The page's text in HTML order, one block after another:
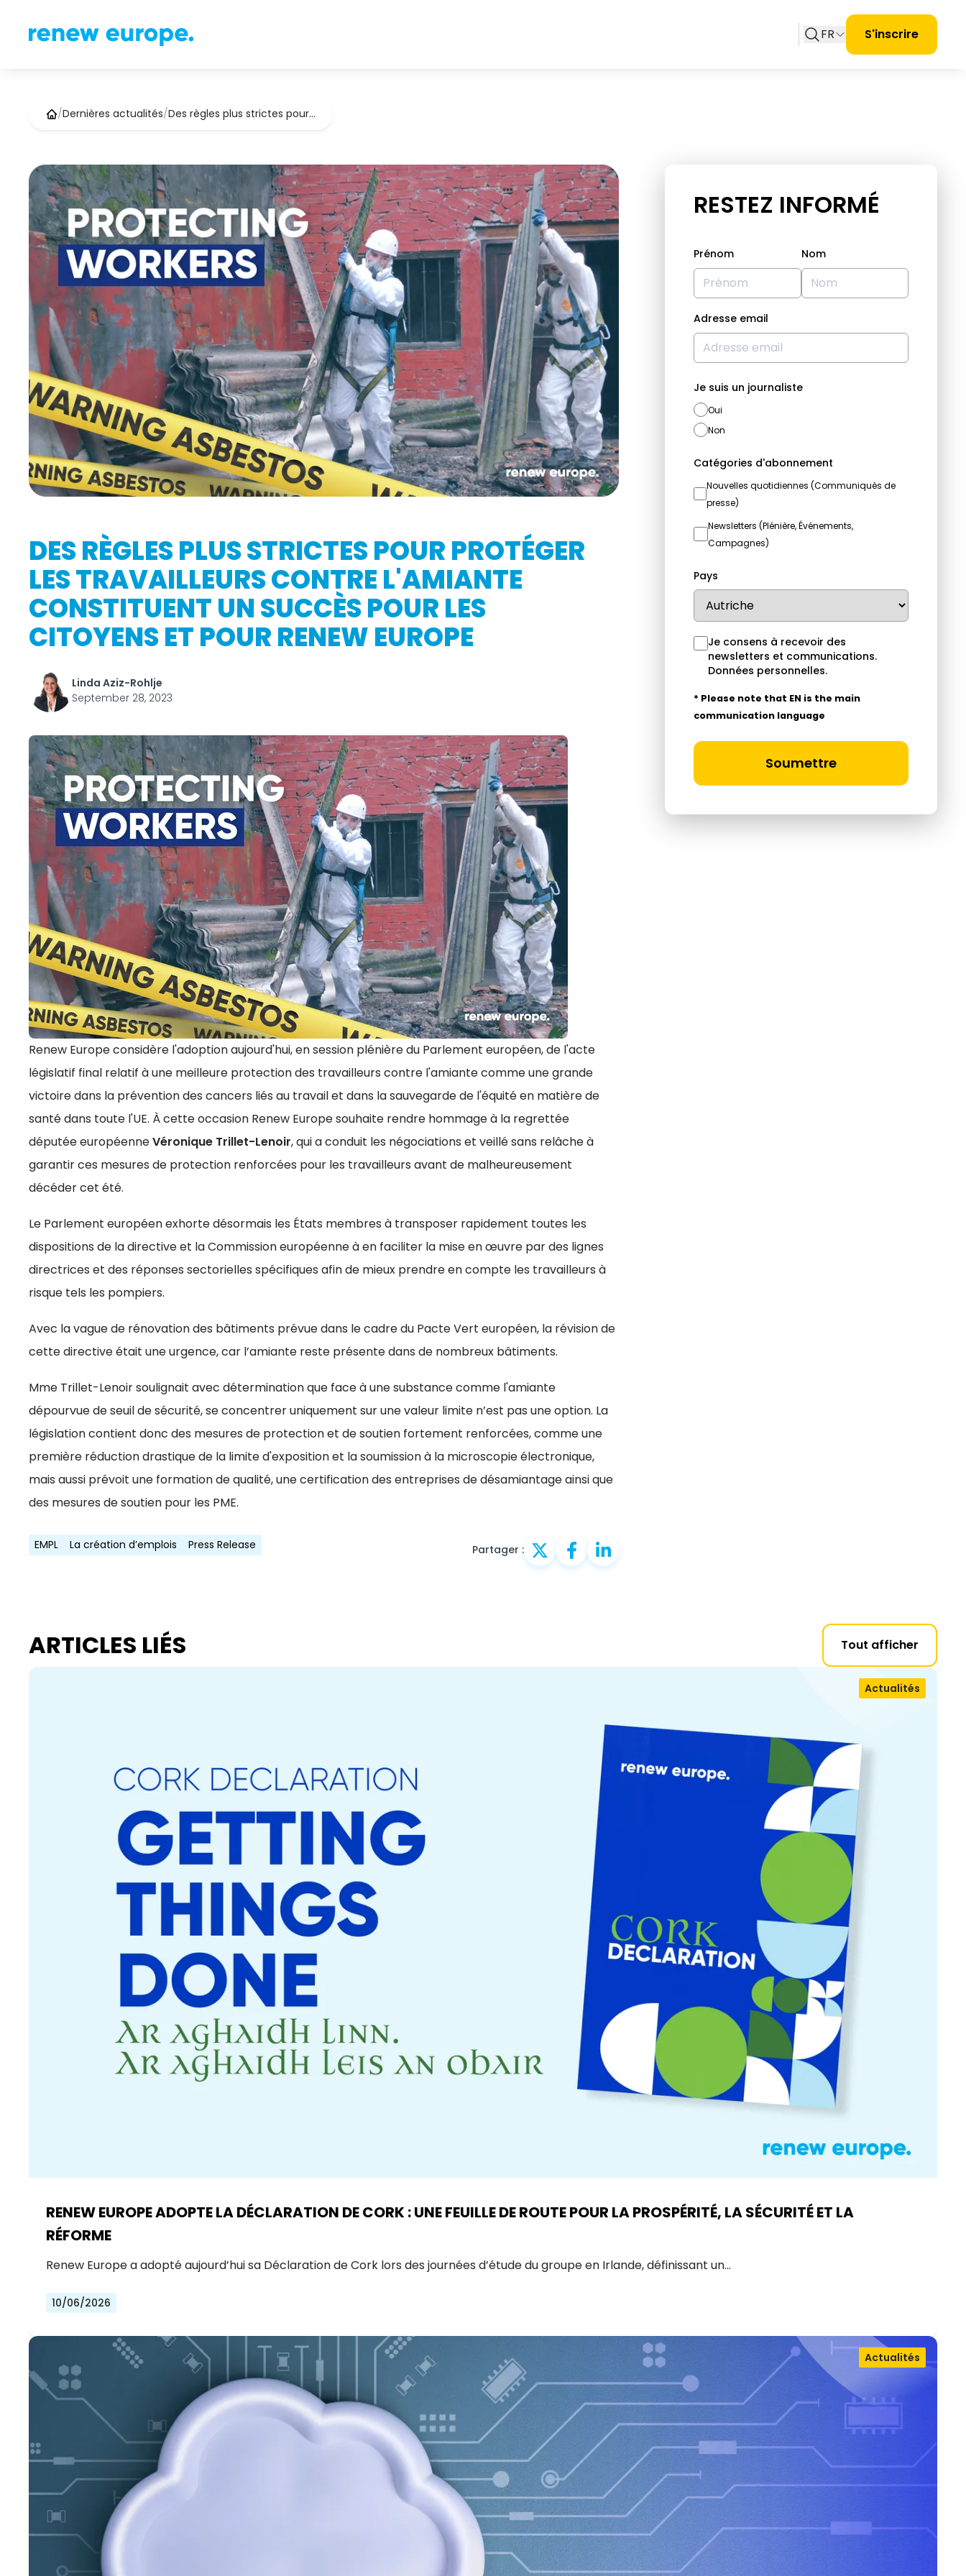
FR S'inscrire
/Dernières actualités/Des règles plus strictes pour…
DES RÈGLES PLUS STRICTES POUR PROTÉGER
LES TRAVAILLEURS CONTRE L'AMIANTE
CONSTITUENT UN SUCCÈS POUR LES
CITOYENS ET POUR RENEW EUROPE
Linda Aziz-Rohlje
September 28, 2023
Renew Europe considère l'adoption aujourd'hui, en session plénière du Parlement européen, de l'acte
législatif final relatif à une meilleure protection des travailleurs contre l'amiante comme une grande
victoire dans la prévention des cancers liés au travail et dans la sauvegarde de l'équité en matière de
santé dans toute l'UE. À cette occasion Renew Europe souhaite rendre hommage à la regrettée
députée européenneVéronique Trillet-Lenoir, qui a conduit les négociations et veillé sans relâche à
garantir ces mesures de protection renforcées pour les travailleurs avant de malheureusement
décéder cet été.
Le Parlement européen exhorte désormais les États membres à transposer rapidement toutes les
dispositions de la directive et la Commission européenne à en faciliter la mise en œuvre par des lignes
directrices et des réponses sectorielles spécifiques afin de mieux prendre en compte les travailleurs à
risque tels les pompiers.
Avec la vague de rénovation des bâtiments prévue dans le cadre du Pacte Vert européen, la révision de
cette directive était une urgence, car l’amiante reste présente dans de nombreux bâtiments.
Mme Trillet-Lenoir soulignait avec détermination que face à une substance comme l'amiante
dépourvue de seuil de sécurité, se concentrer uniquement sur une valeur limite n’est pas une option. La
législation contient donc des mesures de protection et de soutien fortement renforcées, comme une
première réduction drastique de la limite d'exposition et la soumission à la microscopie électronique,
mais aussi prévoit une formation de qualité, une certification des entreprises de désamiantage ainsi que
des mesures de soutien pour les PME.
EMPL La création d’emplois Press Release Partager :
RESTEZ INFORMÉ
Prénom Nom
Adresse email
Je suis un journaliste
Oui
Non
Catégories d'abonnement
Nouvelles quotidiennes (Communiqués de
presse)
Newsletters (Plénière, Événements,
Campagnes)
Pays
Je consens à recevoir des
newsletters et communications.
Données personnelles.
* Please note that EN is the main
communication language
Soumettre
ARTICLES LIÉS Tout afficher
RENEW EUROPE ADOPTE LA DÉCLARATION DE CORK : UNE FEUILLE DE ROUTE POUR LA PROSPÉRITÉ, LA SÉCURITÉ ET LA
RÉFORME
Actualités
Renew Europe a adopté aujourd’hui sa Déclaration de Cork lors des journées d’étude du groupe en Irlande, définissant un…
10/06/2026
Actualités